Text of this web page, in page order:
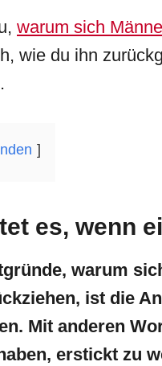
warum sich
wie du ihn
es, wenn
warum
ist die
Mit anderen
erstickt zu